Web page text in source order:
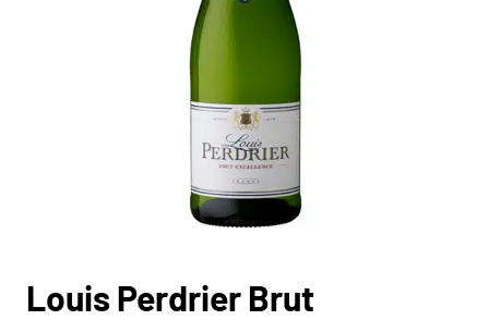
Louis Perdrier Brut